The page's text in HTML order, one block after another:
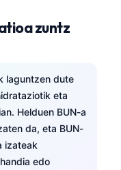
zuntz
laguntzen dute
eta
Helduen BUN-a
da, eta BUN-
izateak
edo